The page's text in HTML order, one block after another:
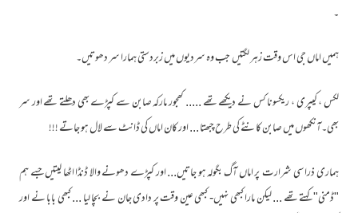
۔
ہمیں اماں جی اس وقت زہر لگتیں جب وہ سردیوں میں زبردستی ہمارا سر دھوتیں۔
لکس ، کیپری ، ریکسونا کس نے دیکھے تھے ..... کھجور مارکہ صابن سے کپڑے بھی دھلتے تھے اور سر
بھی۔آنکھوں میں صابن کانٹے کی طرح چبھتا ... اور کان اماں کی ڈانٹ سے لال ہو جاتے !!!
ہماری ذرا سی شرارت پر اماں آگ بگولہ ہو جاتیں... اور کپڑے دھونے والا ڈنڈا اٹھا لیتیں جسے ہم
"ڈمنی" کہتے تھے ... لیکن مارا کبھی نہیں- کبھی عین وقت پر دادی جان نے بچا لیا ... کبھی بابا نے اور